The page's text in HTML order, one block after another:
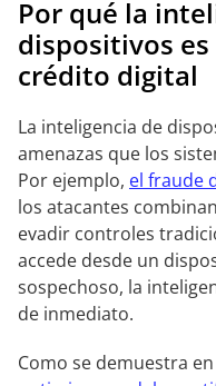
Por qué la
dispositivos es
crédito digital
La inteligencia de
amenazas que los
Por ejemplo, el fraude
los atacantes
evadir controles
accede desde un
sospechoso, la
de inmediato.
Como se demuestra